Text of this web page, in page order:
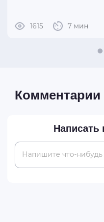
1615 7 мин
Комментарии
Написать
Напишите что-нибудь